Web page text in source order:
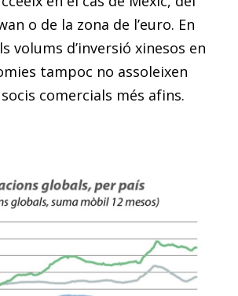
o de la zona de l’euro. En
volums d’inversió xinesos en
tampoc no assoleixen
comercials més afins.